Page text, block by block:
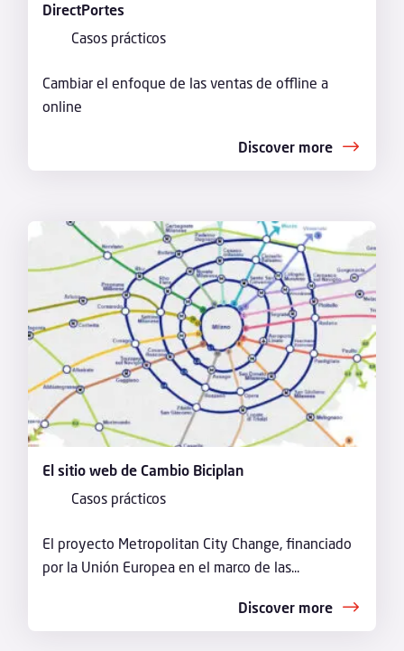
DirectPortes
Casos prácticos
Cambiar el enfoque de las ventas de offline a
online
Discover more
El sitio web de Cambio Biciplan
Casos prácticos
El proyecto Metropolitan City Change, financiado
por la Unión Europea en el marco de las...
Discover more